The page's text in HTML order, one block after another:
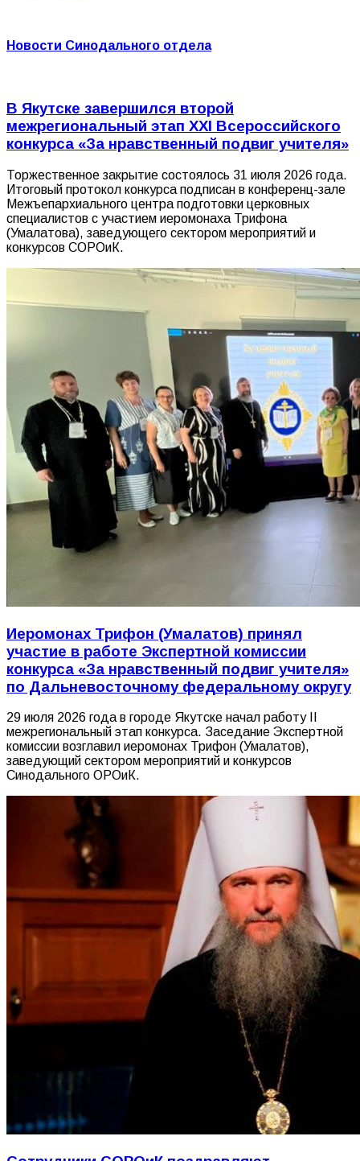
Новости Синодального отдела
В Якутске завершился второй
межрегиональный этап XXI Всероссийского
конкурса «За нравственный подвиг учителя»
Торжественное закрытие состоялось 31 июля 2026 года.
Итоговый протокол конкурса подписан в конференц-зале
Межъепархиального центра подготовки церковных
специалистов с участием иеромонаха Трифона
(Умалатова), заведующего сектором мероприятий и
конкурсов СОРОиК.
Иеромонах Трифон (Умалатов) принял
участие в работе Экспертной комиссии
конкурса «За нравственный подвиг учителя»
по Дальневосточному федеральному округу
29 июля 2026 года в городе Якутске начал работу II
межрегиональный этап конкурса. Заседание Экспертной
комиссии возглавил иеромонах Трифон (Умалатов),
заведующий сектором мероприятий и конкурсов
Синодального ОРОиК.